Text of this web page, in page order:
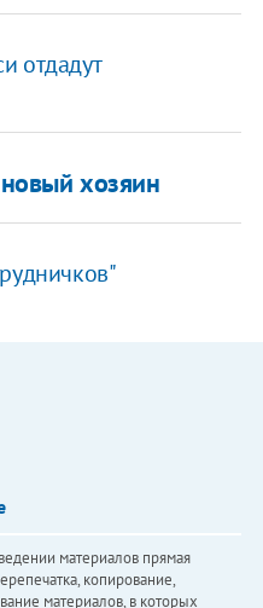
отдадут
хозяин
материалов прямая
копирование,
материалов, в которых